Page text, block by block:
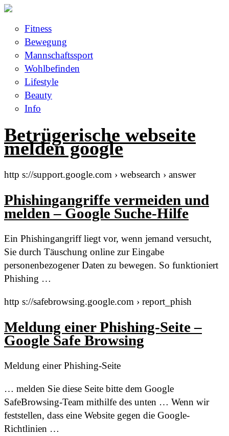
Fitness
Bewegung
Mannschaftssport
Wohlbefinden
Lifestyle
Beauty
Info
Betrügerische webseite
melden google
http s://support.google.com › websearch › answer
Phishingangriffe vermeiden und
melden – Google Suche-Hilfe
Ein Phishingangriff liegt vor, wenn jemand versucht,
Sie durch Täuschung online zur Eingabe
personenbezogener Daten zu bewegen. So funktioniert
Phishing …
http s://safebrowsing.google.com › report_phish
Meldung einer Phishing-Seite –
Google Safe Browsing
Meldung einer Phishing-Seite
… melden Sie diese Seite bitte dem Google
SafeBrowsing-Team mithilfe des unten … Wenn wir
feststellen, dass eine Website gegen die Google-
Richtlinien …